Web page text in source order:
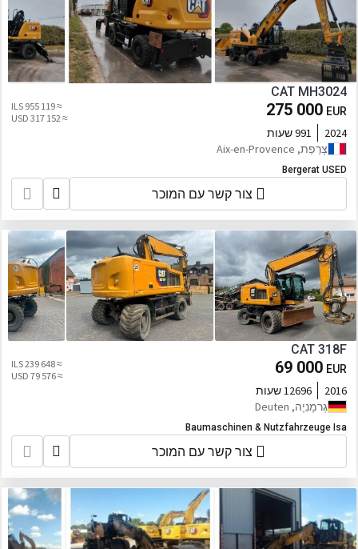
CAT MH3024
275 000 EUR
≈ 955 119 ILS
≈ 317 152 USD
2024
991 שעות
צָרְפַת, Aix-en-Provence
Bergerat USED
צור קשר עם המוכר
CAT 318F
69 000 EUR
≈ 239 648 ILS
≈ 79 576 USD
2016
12696 שעות
גֶרמָנִיָה, Deuten
Baumaschinen & Nutzfahrzeuge Isa
צור קשר עם המוכר